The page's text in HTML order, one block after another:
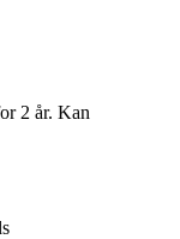
2 år. Kan